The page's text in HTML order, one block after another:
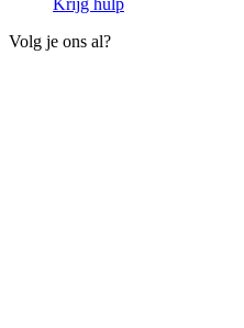
Krijg hulp
Volg je ons al?